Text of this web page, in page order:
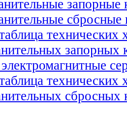
запорные
технических
запорных
технических
сбросных